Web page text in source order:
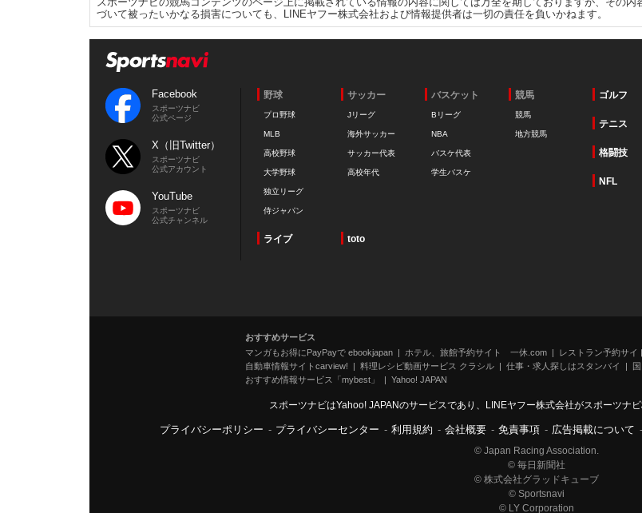
づいて被ったいかなる損害についても、LINEヤフー株式会社および情報提供者は一切の責任を負いかねます。
Facebook
スポーツナビ
公式ページ
X（旧Twitter）
スポーツナビ
公式アカウント
YouTube
スポーツナビ
公式チャンネル
野球
プロ野球
MLB
高校野球
大学野球
独立リーグ
侍ジャパン
サッカー
Jリーグ
海外サッカー
サッカー代表
高校年代
バスケット
Bリーグ
NBA
バスケ代表
学生バスケ
競馬
競馬
地方競馬
ゴルフ
テニス
格闘技
NFL
ライブ toto
おすすめサービス
マンガもお得にPayPayで ebookjapan
ホテル、旅館予約サイト 一休.com
レストラン予約サ
自動車情報サイトcarview!
料理レシピ動画サービス クラシル 仕事・求人探しはスタンバイ
おすすめ情報サービス「mybest」
Yahoo! JAPAN
スポーツナビはYahoo! JAPANのサービスであり、LINEヤフー株式会社がスポーツナ
プライバシーポリシー - プライバシーセンター - 利用規約 - 会社概要 - 免責事項 - 広告掲載について -
© Japan Racing Association.
© 毎日新聞社
© 株式会社グラッドキューブ
© Sportsnavi
© LY Corporation